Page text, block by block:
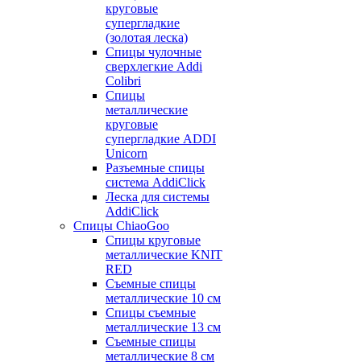
круговые
супергладкие
(золотая леска)
Спицы чулочные
сверхлегкие Addi
Colibri
Спицы
металлические
круговые
супергладкие ADDI
Unicorn
Разъемные спицы
система AddiClick
Леска для системы
AddiClick
Спицы ChiaoGoo
Спицы круговые
металлические KNIT
RED
Съемные спицы
металлические 10 см
Спицы съемные
металлические 13 см
Съемные спицы
металлические 8 см